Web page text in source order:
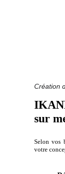
Création
sur
Selon vos
votre